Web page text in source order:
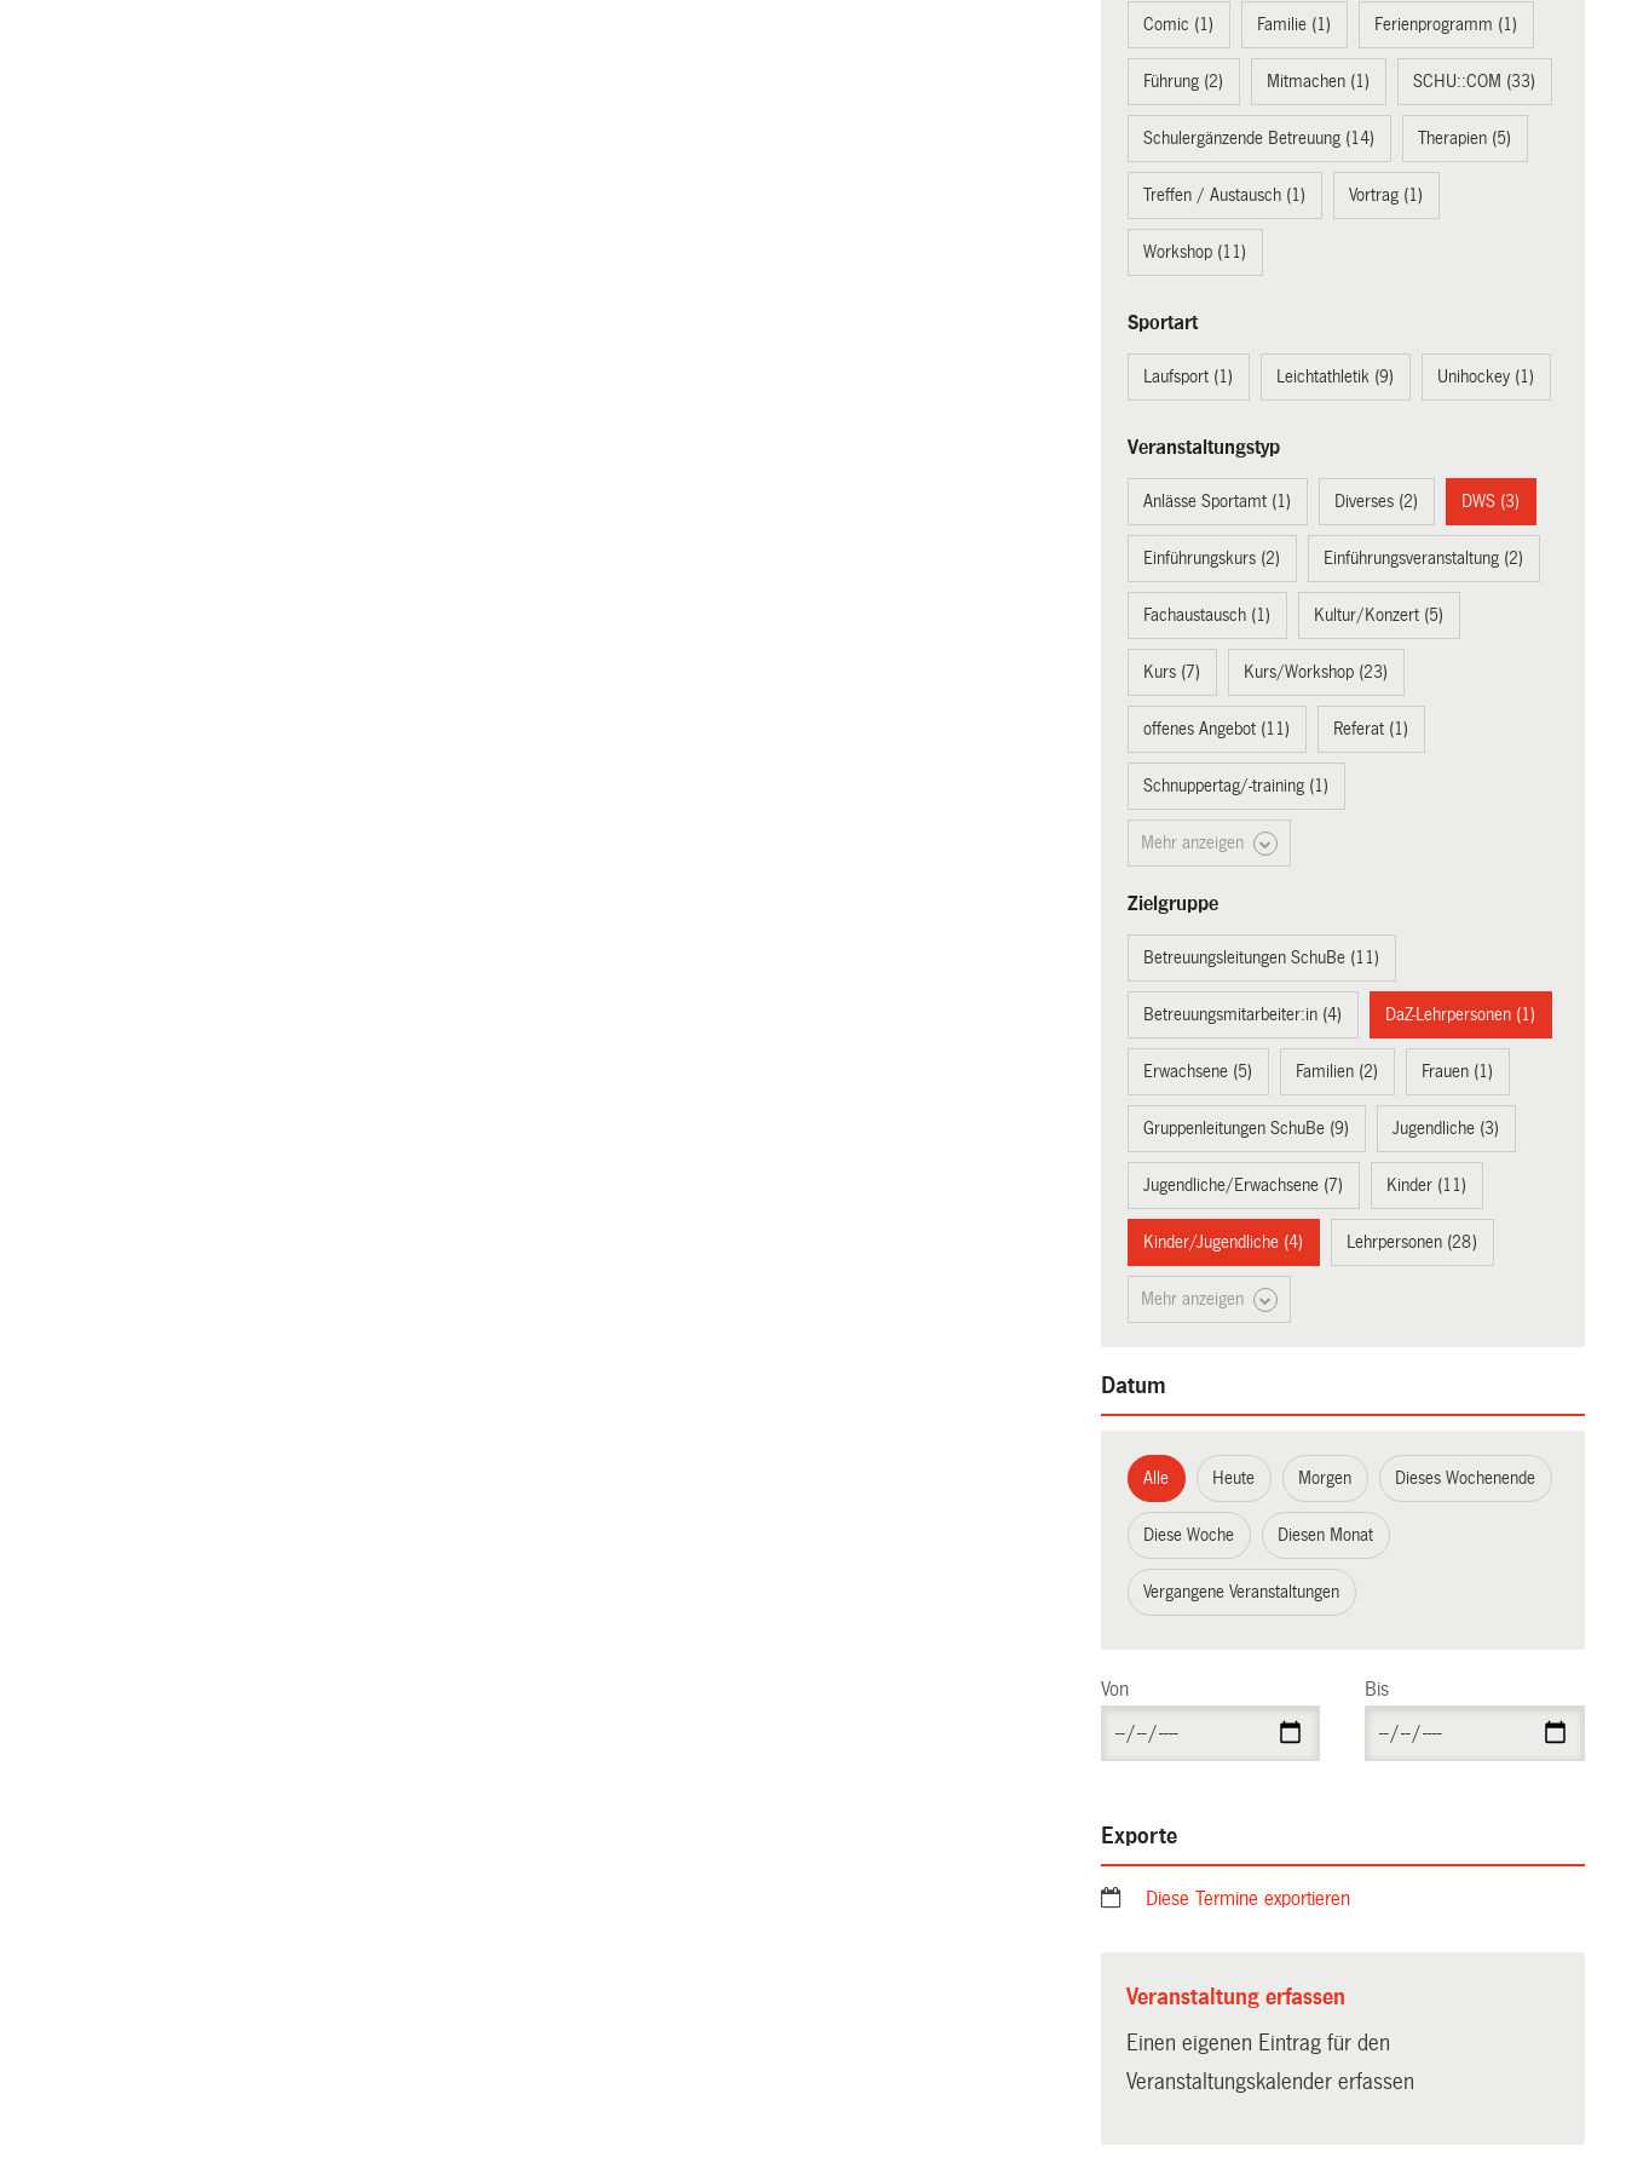
Comic (1) Familie (1) Ferienprogramm (1)
Führung (2) Mitmachen (1) SCHU::COM (33)
Schulergänzende Betreuung (14) Therapien (5)
Treffen / Austausch (1) Vortrag (1)
Workshop (11)
Sportart
Laufsport (1) Leichtathletik (9) Unihockey (1)
Veranstaltungstyp
Anlässe Sportamt (1) Diverses (2) DWS (3)
Einführungskurs (2) Einführungsveranstaltung (2)
Fachaustausch (1) Kultur/Konzert (5)
Kurs (7) Kurs/Workshop (23)
offenes Angebot (11) Referat (1)
Schnuppertag/-training (1)
Mehr anzeigen
Zielgruppe
Betreuungsleitungen SchuBe (11)
Betreuungsmitarbeiter:in (4) DaZ-Lehrpersonen (1)
Erwachsene (5) Familien (2) Frauen (1)
Gruppenleitungen SchuBe (9) Jugendliche (3)
Jugendliche/Erwachsene (7) Kinder (11)
Kinder/Jugendliche (4) Lehrpersonen (28)
Mehr anzeigen
Datum
Alle Heute Morgen Dieses Wochenende
Diese Woche Diesen Monat
Vergangene Veranstaltungen
Von Bis
Exporte
Diese Termine exportieren
Veranstaltung erfassen
Einen eigenen Eintrag für den
Veranstaltungskalender erfassen